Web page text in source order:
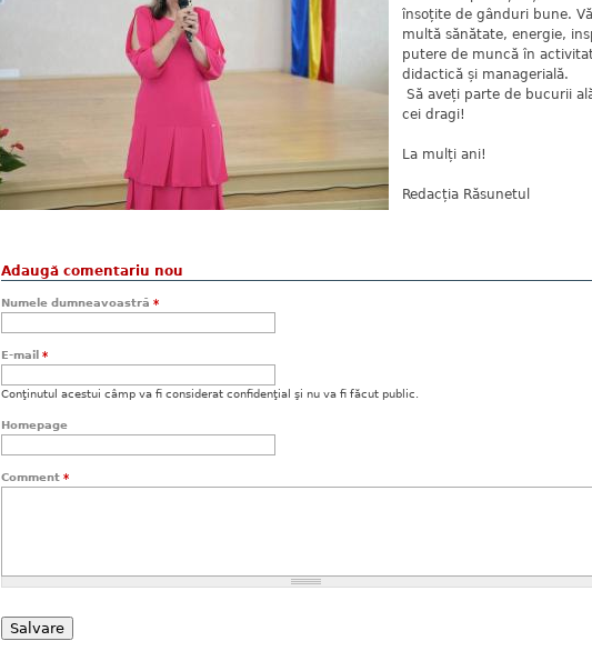
însoțite de gânduri bune.
multă sănătate, energie,
putere de muncă în
didactică și managerială.
Să aveți parte de bucurii
cei dragi!
La mulți ani!
Redacția Răsunetul
Adaugă comentariu nou
Numele dumneavoastră *
E-mail *
Conţinutul acestui câmp va fi considerat confidenţial şi nu va fi făcut public.
Homepage
Comment *